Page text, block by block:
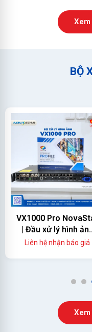
BỘ
VX1000 Pro
| Đầu xử lý hình ảnh
màn hình led
Liên hệ nhận báo giá
1 2